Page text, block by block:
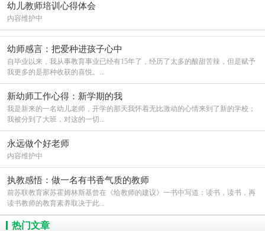
幼儿教师培训心得体会
内容维护中
幼师感言：把爱种进孩子心中
自毕业以来，我从事教育事业已经有15年了，经历了太多的酸甜苦辣，但是赋予
我更多的是那种收获的喜悦。...
新幼师工作心得：新学期的我
我是新来的一名幼儿老师，开学的那天我怀着无比激动的心情来到了新的学校；
我被分到了大班，对这的一切...
永远做个好老师
内容维护中
执教感悟：做一名有书香气质的教师
前苏联教育家苏霍姆林斯基曾在《给教师的建议》一书中写道：读书，读书，再
读书教师的教育素养取决于此...
热门文章